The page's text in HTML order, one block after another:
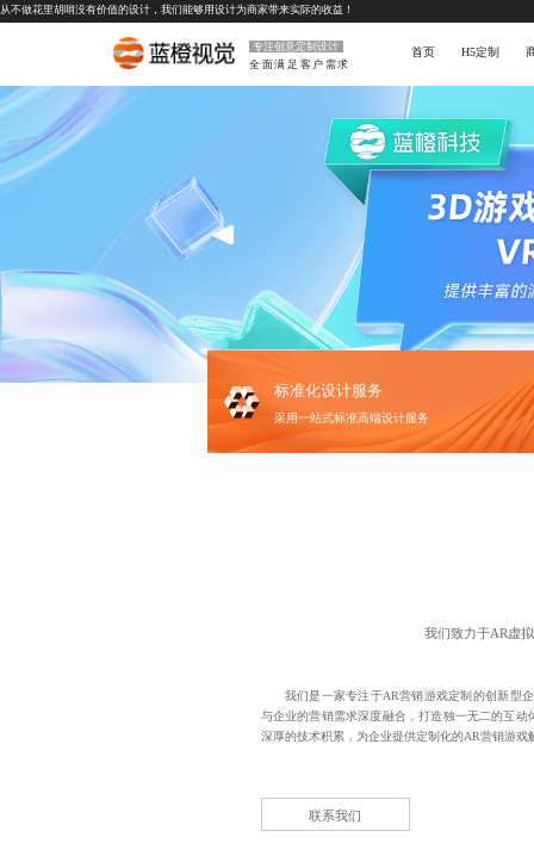
从不做花里胡哨没有价值的设计，我们能够用设计为商家带来实际的收益！
专注创意定制设计
全面满足客户需求
首页 H5定制
标准化设计服务
采用一站式标准高端设计服务
我们致力于AR虚
我们是一家专注于AR营销游戏定制 的创新型
与企业的营销需求深度融合，打造独一无二的互动
深厚的技术积累，为企业提供定制化的AR营销游戏
联系我们